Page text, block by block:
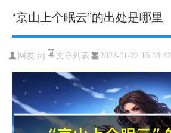
“京山上个眠云”的出处是哪里
网友:jzj 文章列表 2024-11-22 15:18:42